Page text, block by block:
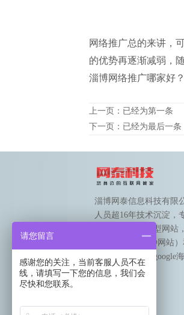
网络推广总的来讲，
的优势再逐渐减弱，
淄博网络推广哪家好
上一页：已经为第一条
下一页：已经为最后一条
淄博网泰信息科技有限
人员超16年技术沉淀，
网站建设（营销型网站
式网站，190语种网站
销（国内推广和google
广）。
请您留言
感谢您的关注，当前客服人员不在
线，请填写一下您的信息，我们会
尽快和您联系。